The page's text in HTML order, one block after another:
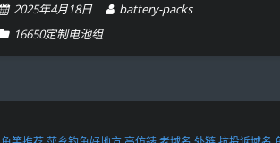
2025年4月18日
battery-packs
16650定制电池组